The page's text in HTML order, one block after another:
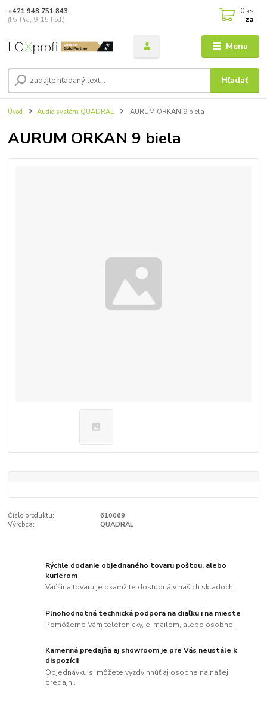
Menu
Hľadať
+421 948 751 843
(Po-Pia, 9-15 hod.)
0 ks
za
Úvod Audio systém QUADRAL AURUM ORKAN 9 biela
AURUM ORKAN 9 biela
Číslo produktu:
610069
Výrobca:
QUADRAL
Rýchle dodanie objednaného tovaru poštou, alebo
kuriérom
Väčšina tovaru je okamžite dostupná v našich skladoch.
Plnohodnotná technická podpora na diaľku i na mieste
Pomôžeme Vám telefonicky, e-mailom, alebo osobne.
Kamenná predajňa aj showroom je pre Vás neustále k
dispozícii
Objednávku si môžete vyzdvihnúť aj osobne na našej
predajni.